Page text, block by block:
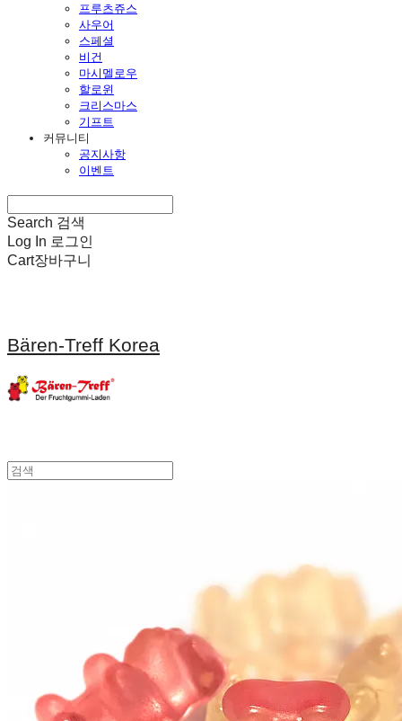
프루츠쥬스
사우어
스페셜
비건
마시멜로우
할로윈
크리스마스
기프트
커뮤니티
공지사항
이벤트
Search 검색
Log In 로그인
Cart장바구니
Bären-Treff Korea